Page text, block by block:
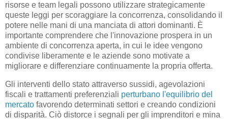
risorse e team legali possono utilizzare strategicamente
queste leggi per scoraggiare la concorrenza, consolidando il
potere nelle mani di una manciata di attori dominanti. È
importante comprendere che l'innovazione prospera in un
ambiente di concorrenza aperta, in cui le idee vengono
condivise liberamente e le aziende sono motivate a
migliorare e differenziare continuamente la propria offerta.
Gli interventi dello stato attraverso sussidi, agevolazioni
fiscali e trattamenti preferenziali perturbano l'equilibrio del
mercato favorendo determinati settori e creando condizioni
di disparità. Ciò distorce i segnali per gli imprenditori e mina